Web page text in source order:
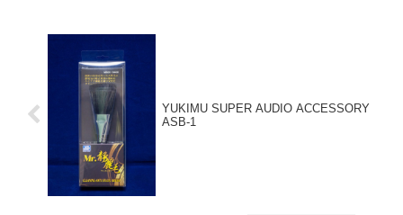
YUKIMU SUPER AUDIO ACCESSORY
ASB-1